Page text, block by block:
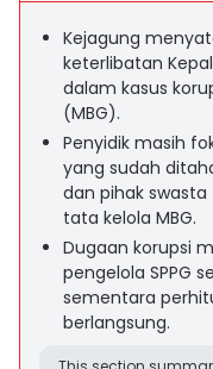
Kejagung
keterlibatan
dalam kasus
(MBG).
Penyidik masih
yang sudah
dan pihak
tata kelola MBG.
Dugaan korupsi
pengelola SPPG
sementara
berlangsung.